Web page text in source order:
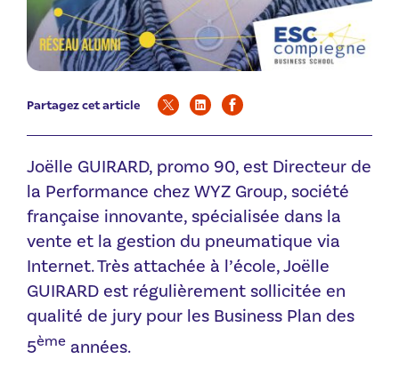
Partagez cet article
Joëlle GUIRARD, promo 90, est Directeur de
la Performance chez WYZ Group, société
française innovante, spécialisée dans la
vente et la gestion du pneumatique via
Internet. Très attachée à l’école, Joëlle
GUIRARD est régulièrement sollicitée en
qualité de jury pour les Business Plan des
5ème années.